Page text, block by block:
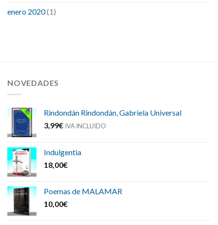
enero 2020(1)
NOVEDADES
Rindondán Rindondán, Gabriela Universal
3,99€ IVA INCLUIDO
Indulgentia
18,00€
Poemas de MALAMAR
10,00€